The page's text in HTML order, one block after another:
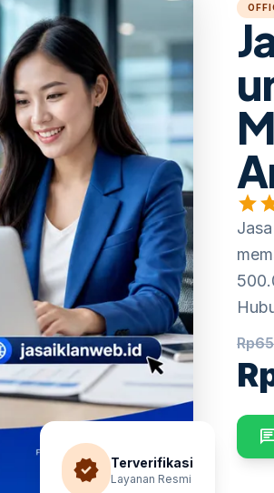
verified Terverifikasi
Layanan Resmi
star
Rp